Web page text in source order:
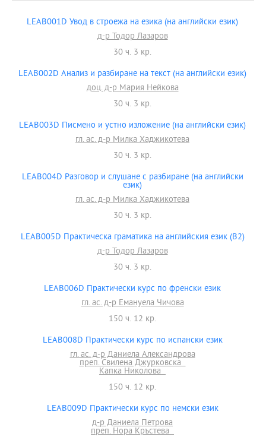
LEAB001D Увод в строежа на езика (на английски език)
д-р Тодор Лазаров
30 ч. 3 кр.
LEAB002D Анализ и разбиране на текст (на английски език)
доц. д-р Мария Нейкова
30 ч. 3 кр.
LEAB003D Писмено и устно изложение (на английски език)
гл. ас. д-р Милка Хаджикотева
30 ч. 3 кр.
LEAB004D Разговор и слушане с разбиране (на английски
език)
гл. ас. д-р Милка Хаджикотева
30 ч. 3 кр.
LEAB005D Практическа граматика на английския език (В2)
д-р Тодор Лазаров
30 ч. 3 кр.
LEAB006D Практически курс по френски език
гл. ас. д-р Емануела Чичова
150 ч. 12 кр.
LEAB008D Практически курс по испански език
гл. ас. д-р Даниела Александрова
преп. Свилена Джурковска
Капка Николова
150 ч. 12 кр.
LEAB009D Практически курс по немски език
д-р Даниела Петрова
преп. Нора Кръстева